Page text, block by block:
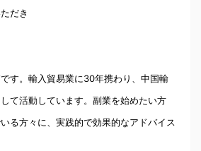
だき
す。輸入貿易業に30年携わり、中国輸
て活動しています。副業を始めたい方
る方々に、実践的で効果的なアドバイス